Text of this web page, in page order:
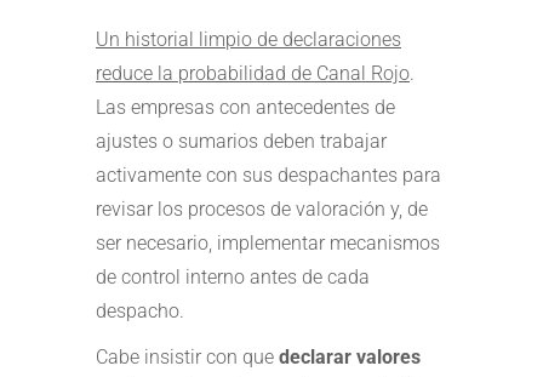
Un historial limpio de declaraciones
reduce la probabilidad de Canal Rojo.
Las empresas con antecedentes de
ajustes o sumarios deben trabajar
activamente con sus despachantes para
revisar los procesos de valoración y, de
ser necesario, implementar mecanismos
de control interno antes de cada
despacho.
Cabe insistir con que declarar valores